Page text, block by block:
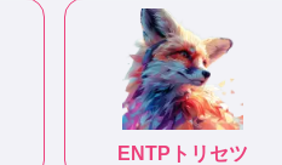
ENTP トリセツ